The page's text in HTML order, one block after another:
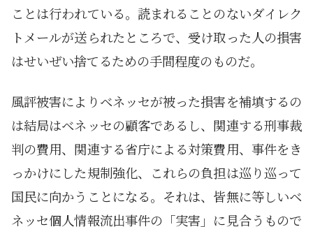
ことは行われている。読まれることのないダイレク
トメールが送られたところで、受け取った人の損害
はせいぜい捨てるための手間程度のものだ。
風評被害によりベネッセが被った損害を補填するの
は結局はベネッセの顧客であるし、関連する刑事裁
判の費用、関連する省庁による対策費用、事件をき
っかけにした規制強化、これらの負担は巡り巡って
国民に向かうことになる。それは、皆無に等しいベ
ネッセ個人情報流出事件の「実害」に見合うもので